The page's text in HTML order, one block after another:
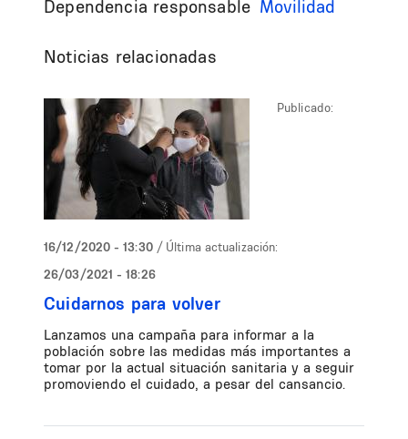
Dependencia responsable Movilidad
Noticias relacionadas
Publicado:
16/12/2020 - 13:30 / Última actualización:
26/03/2021 - 18:26
Cuidarnos para volver
Lanzamos una campaña para informar a la
población sobre las medidas más importantes a
tomar por la actual situación sanitaria y a seguir
promoviendo el cuidado, a pesar del cansancio.